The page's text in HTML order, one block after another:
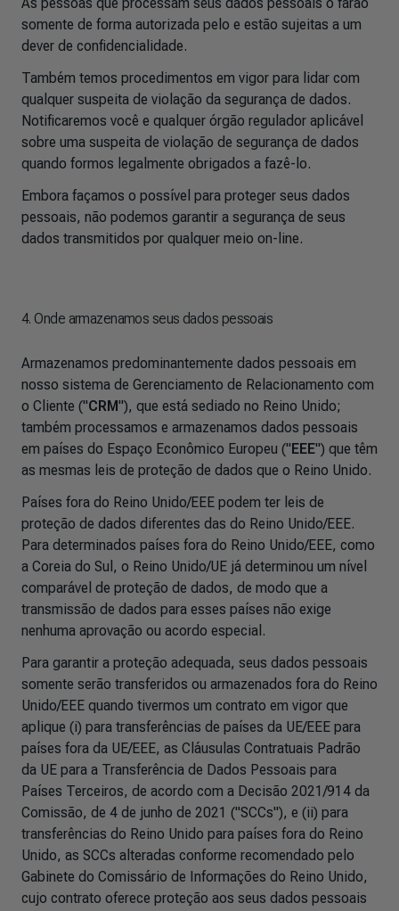
somente de forma autorizada pelo e estão sujeitas a um
dever de confidencialidade.
Também temos procedimentos em vigor para lidar com
qualquer suspeita de violação da segurança de dados.
Notificaremos você e qualquer órgão regulador aplicável
sobre uma suspeita de violação de segurança de dados
quando formos legalmente obrigados a fazê-lo.
Embora façamos o possível para proteger seus dados
pessoais, não podemos garantir a segurança de seus
dados transmitidos por qualquer meio on-line.
4. Onde armazenamos seus dados pessoais
Armazenamos predominantemente dados pessoais em
nosso sistema de Gerenciamento de Relacionamento com
o Cliente ("CRM"), que está sediado no Reino Unido;
também processamos e armazenamos dados pessoais
em países do Espaço Econômico Europeu ("EEE") que têm
as mesmas leis de proteção de dados que o Reino Unido.
Países fora do Reino Unido/EEE podem ter leis de
proteção de dados diferentes das do Reino Unido/EEE.
Para determinados países fora do Reino Unido/EEE, como
a Coreia do Sul, o Reino Unido/UE já determinou um nível
comparável de proteção de dados, de modo que a
transmissão de dados para esses países não exige
nenhuma aprovação ou acordo especial.
Para garantir a proteção adequada, seus dados pessoais
somente serão transferidos ou armazenados fora do Reino
Unido/EEE quando tivermos um contrato em vigor que
aplique (i) para transferências de países da UE/EEE para
países fora da UE/EEE, as Cláusulas Contratuais Padrão
da UE para a Transferência de Dados Pessoais para
Países Terceiros, de acordo com a Decisão 2021/914 da
Comissão, de 4 de junho de 2021 ("SCCs"), e (ii) para
transferências do Reino Unido para países fora do Reino
Unido, as SCCs alteradas conforme recomendado pelo
Gabinete do Comissário de Informações do Reino Unido,
cujo contrato oferece proteção aos seus dados pessoais